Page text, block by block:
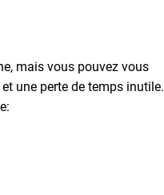
mais vous pouvez vous
une perte de temps inutile.